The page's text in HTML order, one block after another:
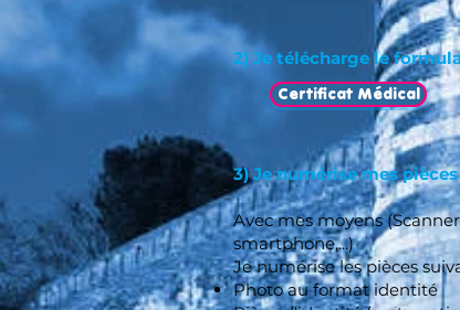
2) Je télécharge le
​
3) Je numérise mes
Avec mes moyens
smartphone,...)
Je numérise les pièces
Photo au format identité
Certificat Médical